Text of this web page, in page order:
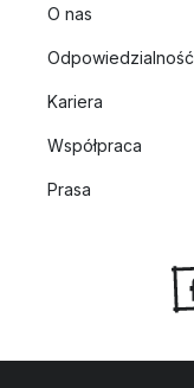
O nas
Odpowiedzialność
Kariera
Współpraca
Prasa